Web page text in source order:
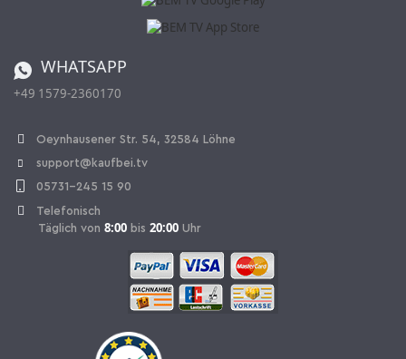
Vertrag widerrufen
WHATSAPP
+49 1579-2360170
Oeynhausener Str. 54, 32584 Löhne
support@kaufbei.tv
05731-245 15 90
Telefonisch
Täglich von 8:00 bis 20:00 Uhr